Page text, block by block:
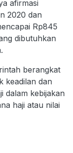
afirmasi
2020 dan
Rp845
dibutuhkan
berangkat
keadilan dan
dalam kebijakan
haji atau nilai